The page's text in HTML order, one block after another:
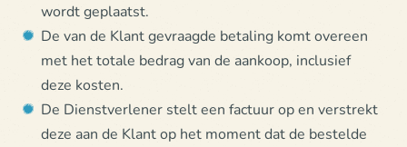
wordt geplaatst.
De van de Klant gevraagde betaling komt overeen
met het totale bedrag van de aankoop, inclusief
deze kosten.
De Dienstverlener stelt een factuur op en verstrekt
deze aan de Klant op het moment dat de bestelde